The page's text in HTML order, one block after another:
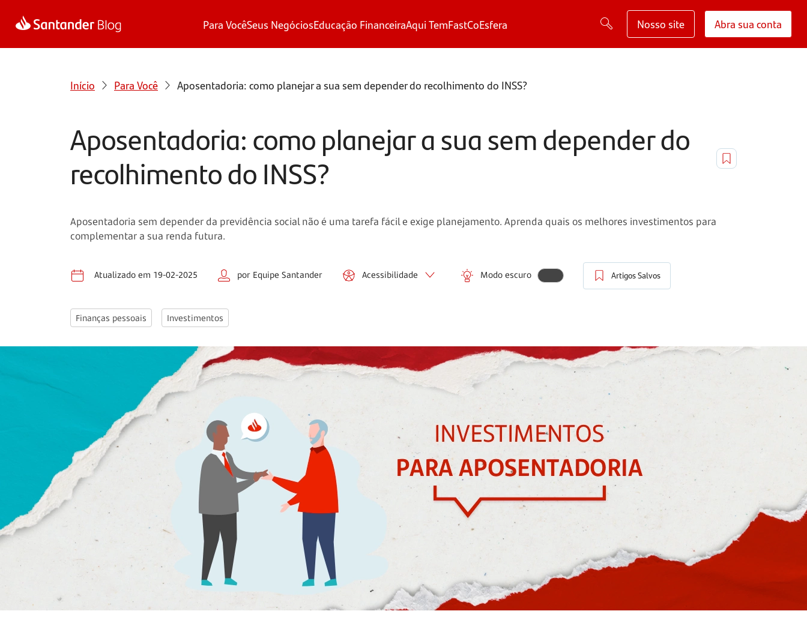
Para VocêSeus NegóciosEducação FinanceiraAqui TemFastCoEsfera Nosso site Abra sua conta
Início Para Você Aposentadoria: como planejar a sua sem depender do recolhimento do INSS?
Aposentadoria: como planejar a sua sem depender do
recolhimento do INSS?
Aposentadoria sem depender da previdência social não é uma tarefa fácil e exige planejamento. Aprenda quais os melhores investimentos para
complementar a sua renda futura.
Atualizado em 19-02-2025 por Equipe Santander Acessibilidade Modo escuro Artigos Salvos
Finanças pessoais Investimentos